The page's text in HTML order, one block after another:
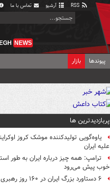
آرشیو تماس با ما
NEWS
پیوندها بازار
پربازدیدترین ها
یاوه‌گویی تولیدکننده موشک کروز
علیه ایران
ترامپ: همه چیز درباره ایران به طور
خوب پیش می‌رود
۶ دستاورد بزرگ ایران در